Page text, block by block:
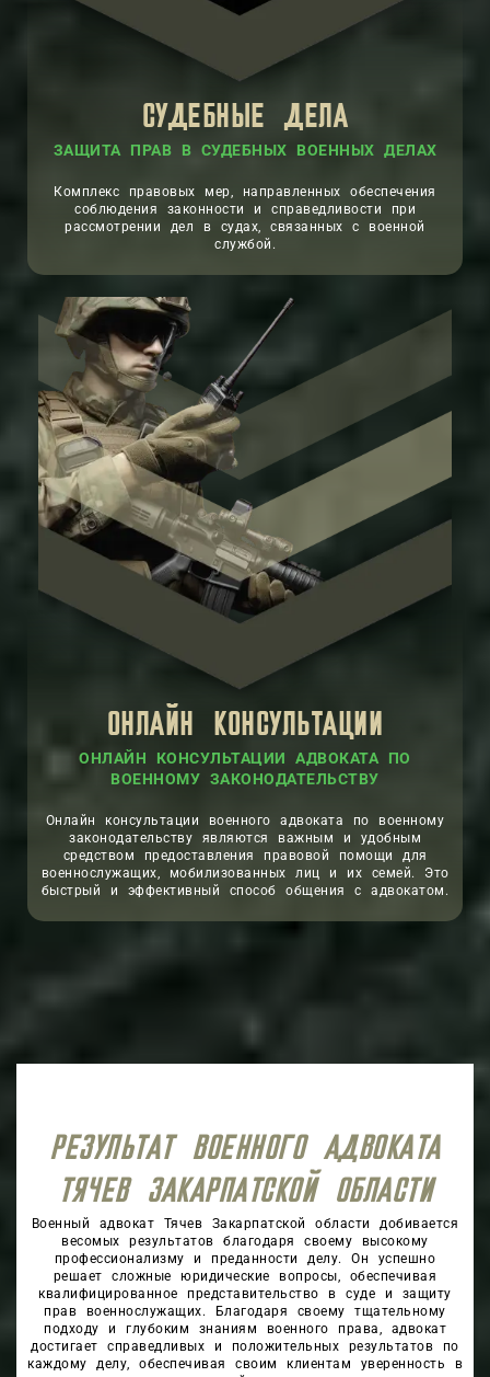
СУДЕБНЫЕ ДЕЛА
ЗАЩИТА ПРАВ В СУДЕБНЫХ ВОЕННЫХ ДЕЛАХ
Комплекс правовых мер, направленных обеспечения
соблюдения законности и справедливости при
рассмотрении дел в судах, связанных с военной
службой.
ОНЛАЙН КОНСУЛЬТАЦИИ
ОНЛАЙН КОНСУЛЬТАЦИИ АДВОКАТА ПО
ВОЕННОМУ ЗАКОНОДАТЕЛЬСТВУ
Онлайн консультации военного адвоката по военному
законодательству являются важным и удобным
средством предоставления правовой помощи для
военнослужащих, мобилизованных лиц и их семей. Это
быстрый и эффективный способ общения с адвокатом.
РЕЗУЛЬТАТ ВОЕННОГО АДВОКАТА
ТЯЧЕВ ЗАКАРПАТСКОЙ ОБЛАСТИ
Военный адвокат Тячев Закарпатской области добивается
весомых результатов благодаря своему высокому
профессионализму и преданности делу. Он успешно
решает сложные юридические вопросы, обеспечивая
квалифицированное представительство в суде и защиту
прав военнослужащих. Благодаря своему тщательному
подходу и глубоким знаниям военного права, адвокат
достигает справедливых и положительных результатов по
каждому делу, обеспечивая своим клиентам уверенность в